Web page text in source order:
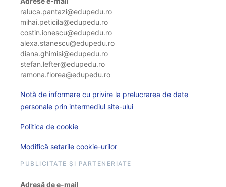
raluca.pantazi@edupedu.ro
mihai.peticila@edupedu.ro
costin.ionescu@edupedu.ro
alexa.stanescu@edupedu.ro
diana.ghimisi@edupedu.ro
stefan.lefter@edupedu.ro
ramona.florea@edupedu.ro
Notă de informare cu privire la prelucrarea de date
personale prin intermediul site-ului
Politica de cookie
Modifică setarile cookie-urilor
PUBLICITATE ȘI PARTENERIATE
Adresă de e-mail